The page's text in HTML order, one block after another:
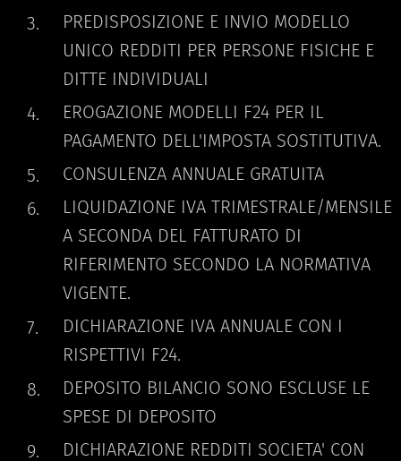
PREDISPOSIZIONE E INVIO MODELLO
UNICO REDDITI PER PERSONE FISICHE E
DITTE INDIVIDUALI
EROGAZIONE MODELLI F24 PER IL
PAGAMENTO DELL'IMPOSTA SOSTITUTIVA.
CONSULENZA ANNUALE GRATUITA
LIQUIDAZIONE IVA TRIMESTRALE/MENSILE
A SECONDA DEL FATTURATO DI
RIFERIMENTO SECONDO LA NORMATIVA
VIGENTE.
DICHIARAZIONE IVA ANNUALE CON I
RISPETTIVI F24.
DEPOSITO BILANCIO SONO ESCLUSE LE
SPESE DI DEPOSITO
DICHIARAZIONE REDDITI SOCIETA' CON